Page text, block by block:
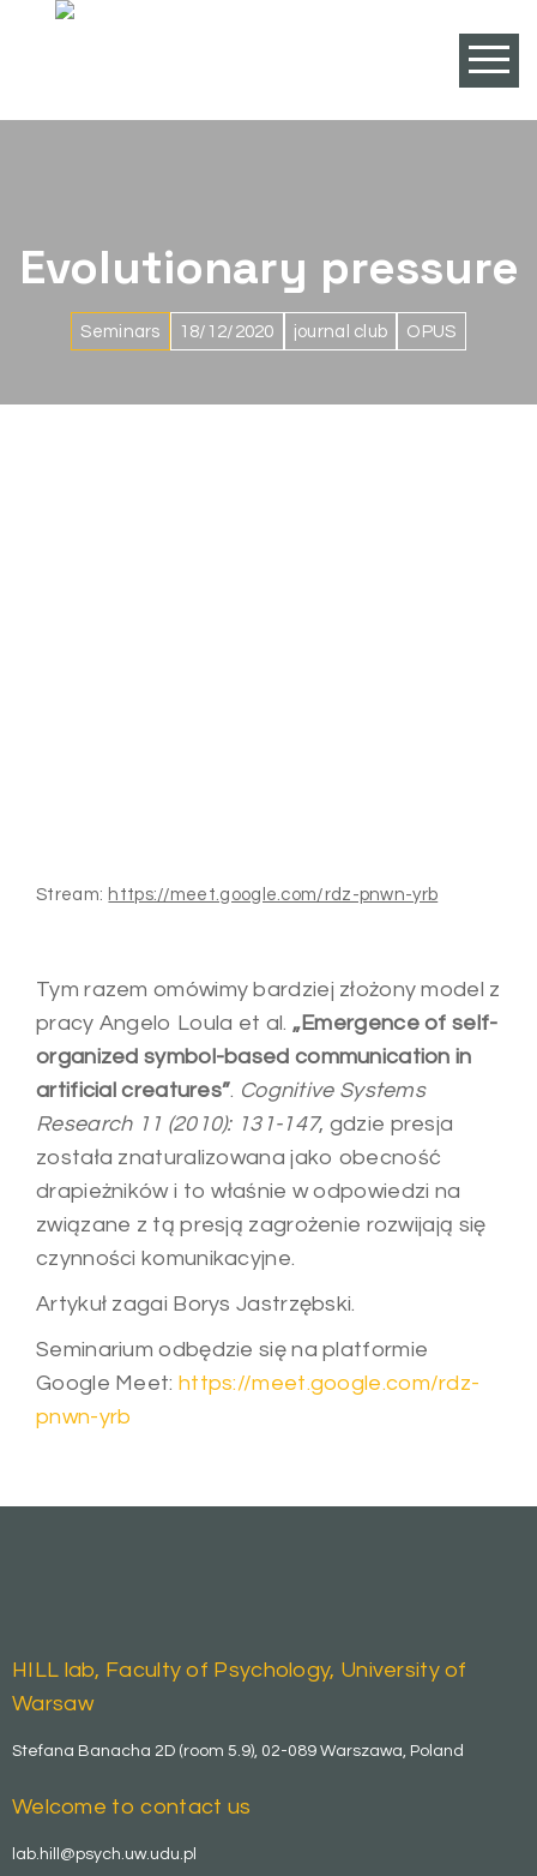
Evolutionary pressure
Seminars 18/12/2020 journal club OPUS
Stream: https://meet.google.com/rdz-pnwn-yrb
Tym razem omówimy bardziej złożony model z
pracy Angelo Loula et al. „Emergence of self-
organized symbol-based communication in
artificial creatures”. Cognitive Systems
Research 11 (2010): 131-147, gdzie presja
została znaturalizowana jako obecność
drapieżników i to właśnie w odpowiedzi na
związane z tą presją zagrożenie rozwijają się
czynności komunikacyjne.
Artykuł zagai Borys Jastrzębski.
Seminarium odbędzie się na platformie
Google Meet: https://meet.google.com/rdz-
pnwn-yrb
HILL lab, Faculty of Psychology, University of
Warsaw
Stefana Banacha 2D (room 5.9), 02-089 Warszawa, Poland
Welcome to contact us
lab.hill@psych.uw.udu.pl